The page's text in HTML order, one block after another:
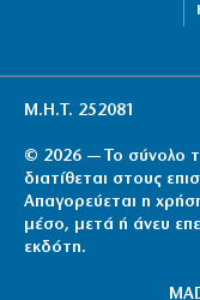
Μ.Η.Τ. 252081
© 2026 — Το σύνολο
διατίθεται στους
Απαγορεύεται η
μέσο, μετά ή άνευ
εκδότη.